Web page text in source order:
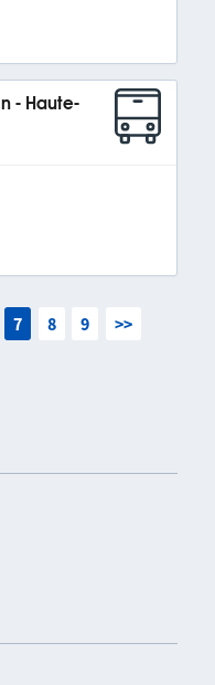
- Haute-
7 8 9 >>